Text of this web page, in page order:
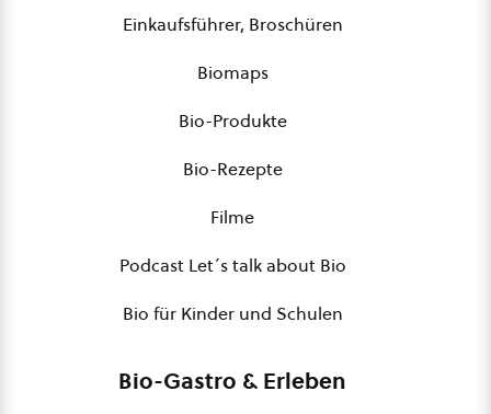
Einkaufsführer, Broschüren
Biomaps
Bio-Produkte
Bio-Rezepte
Filme
Podcast Let´s talk about Bio
Bio für Kinder und Schulen
Bio-Gastro & Erleben